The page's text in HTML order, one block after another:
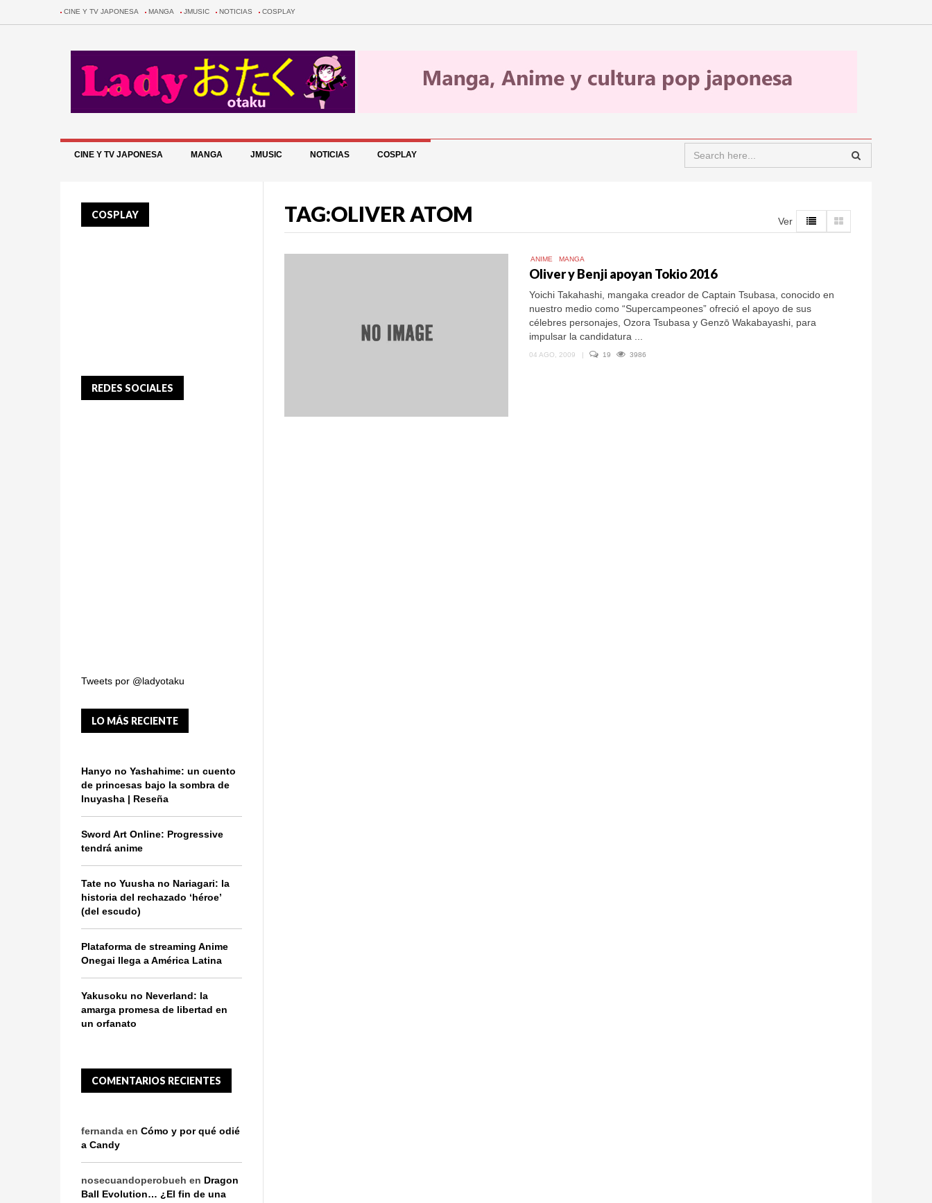
CINE Y TV JAPONESA MANGA JMUSIC NOTICIAS COSPLAY
CINE Y TV JAPONESA MANGA JMUSIC NOTICIAS COSPLAY
TAG:OLIVER ATOM Ver
ANIME MANGA
Oliver y Benji apoyan Tokio 2016
Yoichi Takahashi, mangaka creador de Captain Tsubasa, conocido en
nuestro medio como “Supercampeones” ofreció el apoyo de sus
célebres personajes, Ozora Tsubasa y Genzō Wakabayashi, para
impulsar la candidatura ...
04 AGO, 2009 | 19 3986
COSPLAY
REDES SOCIALES
Tweets por @ladyotaku
LO MÁS RECIENTE
Hanyo no Yashahime: un cuento
de princesas bajo la sombra de
Inuyasha | Reseña
Sword Art Online: Progressive
tendrá anime
Tate no Yuusha no Nariagari: la
historia del rechazado ‘héroe’
(del escudo)
Plataforma de streaming Anime
Onegai llega a América Latina
Yakusoku no Neverland: la
amarga promesa de libertad en
un orfanato
COMENTARIOS RECIENTES
fernanda en Cómo y por qué odié
a Candy
nosecuandoperobueh en Dragon
Ball Evolution… ¿El fin de una